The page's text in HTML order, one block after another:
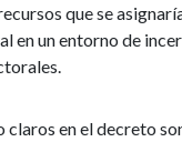
que se
en un entorno de
en el decreto